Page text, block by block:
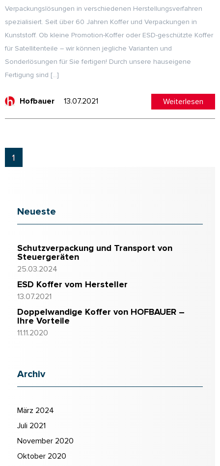
Verpackungslösungen in verschiedenen Herstellungsverfahren
spezialisiert. Seit über 60 Jahren Koffer und Verpackungen in
Kunststoff. Ob kleine Promotion-Koffer oder ESD-geschützte Koffer
für Satellitenteile – wir können jegliche Varianten und
Sonderlösungen für Sie fertigen! Durch unsere hauseigene
Fertigung sind […]
Hofbauer 13.07.2021 Weiterlesen
1
Neueste
Schutzverpackung und Transport von
Steuergeräten
25.03.2024
ESD Koffer vom Hersteller
13.07.2021
Doppelwandige Koffer von HOFBAUER –
Ihre Vorteile
11.11.2020
Archiv
März 2024
Juli 2021
November 2020
Oktober 2020